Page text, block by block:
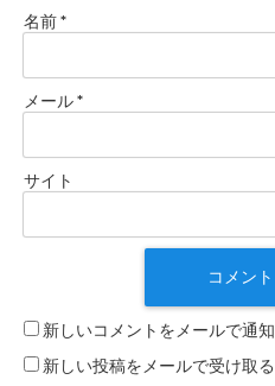
名前*
メール*
サイト
新しいコメントをメールで通知
新しい投稿をメールで受け取る